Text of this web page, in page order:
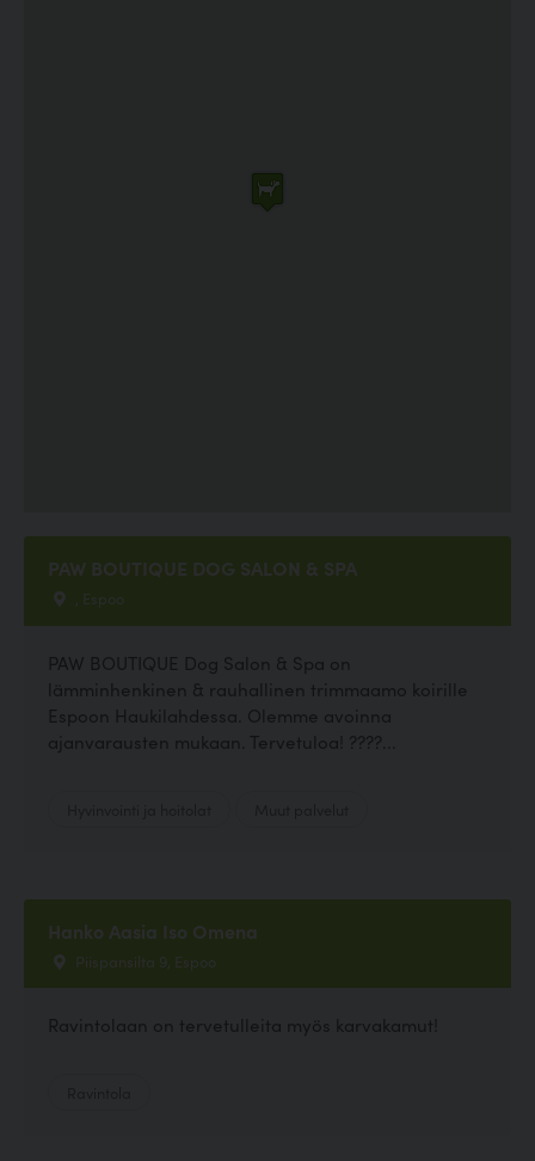
PAW BOUTIQUE DOG SALON & SPA
, Espoo
PAW BOUTIQUE Dog Salon & Spa on
lämminhenkinen & rauhallinen trimmaamo koirille
Espoon Haukilahdessa. Olemme avoinna
ajanvarausten mukaan. Tervetuloa! ????...
Hanko Aasia Iso Omena
Piispansilta 9, Espoo
Ravintolaan on tervetulleita myös karvakamut!